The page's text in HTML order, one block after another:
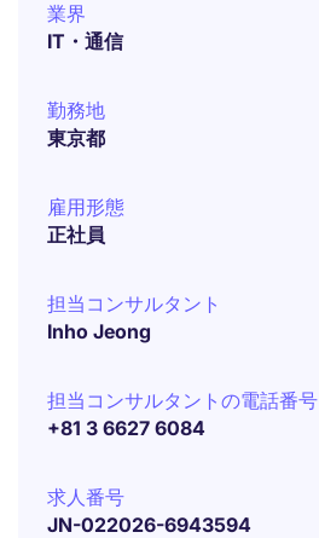
業界
IT・通信
勤務地
東京都
雇用形態
正社員
担当コンサルタント
Inho Jeong
担当コンサルタントの電話番号
+81 3 6627 6084
求人番号
JN-022026-6943594